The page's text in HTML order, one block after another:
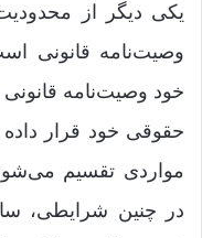
یکی دیگر از
وصیت‌نامه قانونی
خود وصیت‌نامه قانونی
حقوقی خود قرار
مواردی تقسیم
در چنین شرایطی،